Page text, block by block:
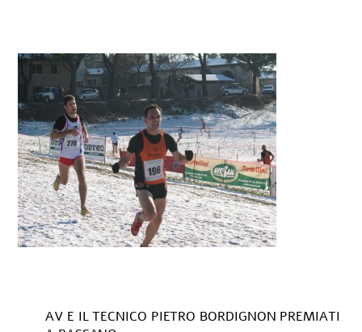
AV E IL TECNICO PIETRO BORDIGNON PREMIATI